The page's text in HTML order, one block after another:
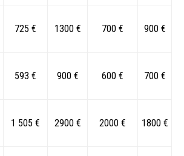
725 € 1300 € 700 € 900 €
593 € 900 € 600 € 700 €
1 505 € 2900 € 2000 € 1800 €